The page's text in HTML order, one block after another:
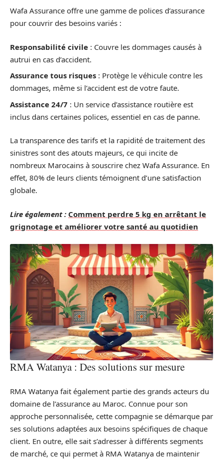
Wafa Assurance offre une gamme de polices d’assurance
pour couvrir des besoins variés :
Responsabilité civile : Couvre les dommages causés à
autrui en cas d’accident.
Assurance tous risques : Protège le véhicule contre les
dommages, même si l’accident est de votre faute.
Assistance 24/7 : Un service d’assistance routière est
inclus dans certaines polices, essentiel en cas de panne.
La transparence des tarifs et la rapidité de traitement des
sinistres sont des atouts majeurs, ce qui incite de
nombreux Marocains à souscrire chez Wafa Assurance. En
effet, 80% de leurs clients témoignent d’une satisfaction
globale.
Lire également : Comment perdre 5 kg en arrêtant le
grignotage et améliorer votre santé au quotidien
RMA Watanya : Des solutions sur mesure
RMA Watanya fait également partie des grands acteurs du
domaine de l’assurance au Maroc. Connue pour son
approche personnalisée, cette compagnie se démarque par
ses solutions adaptées aux besoins spécifiques de chaque
client. En outre, elle sait s’adresser à différents segments
de marché, ce qui permet à RMA Watanya de maintenir